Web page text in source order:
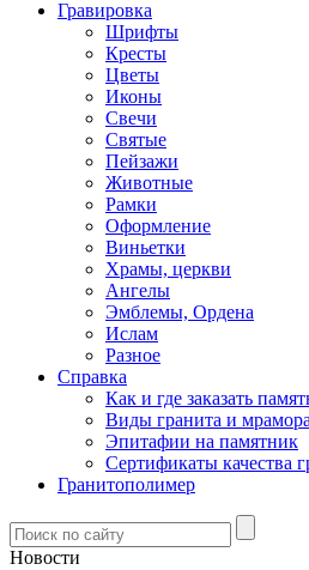
Гравировка
Шрифты
Кресты
Цветы
Иконы
Свечи
Святые
Пейзажи
Животные
Рамки
Оформление
Виньетки
Храмы, церкви
Ангелы
Эмблемы, Ордена
Ислам
Разное
Справка
Как и где заказать
Виды гранита и
Эпитафии на памятник
Сертификаты качества
Гранитополимер
Новости